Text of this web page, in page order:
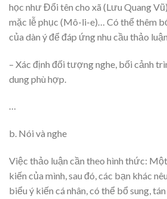
học như Đổi tên cho xã (Lưu Quang
mặc lễ phục (Mô-li-e)… Có thể thêm
của dàn ý để đáp ứng nhu cầu thảo
– Xác định đối tượng nghe, bối cảnh
dung phù hợp.
…
b. Nói và nghe
Việc thảo luận cần theo hình thức:
kiến của mình, sau đó, các bạn khác
biểu ý kiến cá nhân, có thể bổ sung,